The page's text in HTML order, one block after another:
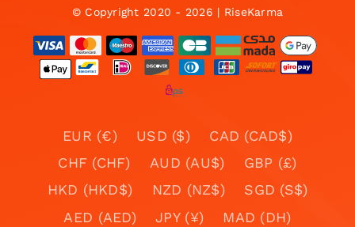
© Copyright 2020 - 2026 | RiseKarma
EUR (€) USD ($)
CAD (CAD$)
CHF (CHF)
AUD (AU$)
GBP (£)
HKD (HKD$)
NZD (NZ$)
SGD (S$)
AED (AED)
JPY (¥)
MAD (DH)